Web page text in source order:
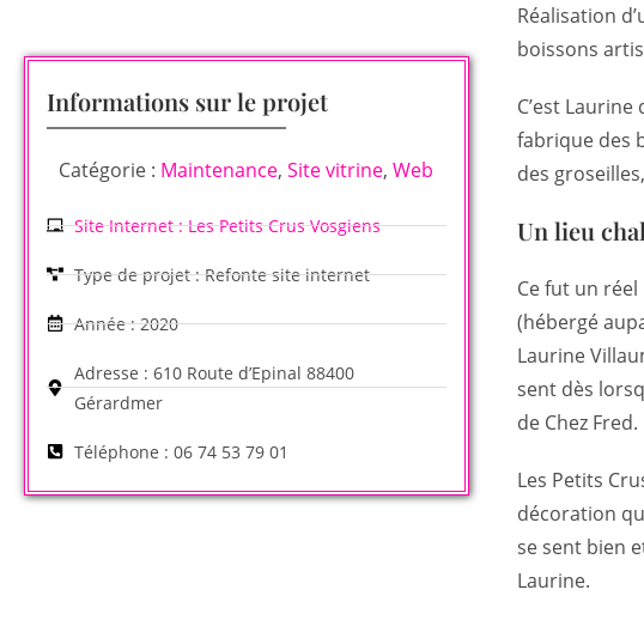
Informations sur le projet
Catégorie : Maintenance, Site vitrine, Web
Site Internet : Les Petits Crus Vosgiens
Type de projet : Refonte site internet
Année : 2020
Adresse : 610 Route d’Epinal 88400
Gérardmer
Téléphone : 06 74 53 79 01
Réalisation
boissons
C’est
fabrique des
des
Un lieu
Ce fut un
(hébergé
Laurine
sent dès
de Chez Fred.
Les Petits
décoration
se sent bien
Laurine.